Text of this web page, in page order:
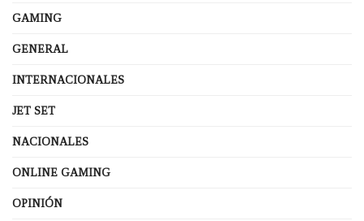
GAMING
GENERAL
INTERNACIONALES
JET SET
NACIONALES
ONLINE GAMING
OPINIÓN